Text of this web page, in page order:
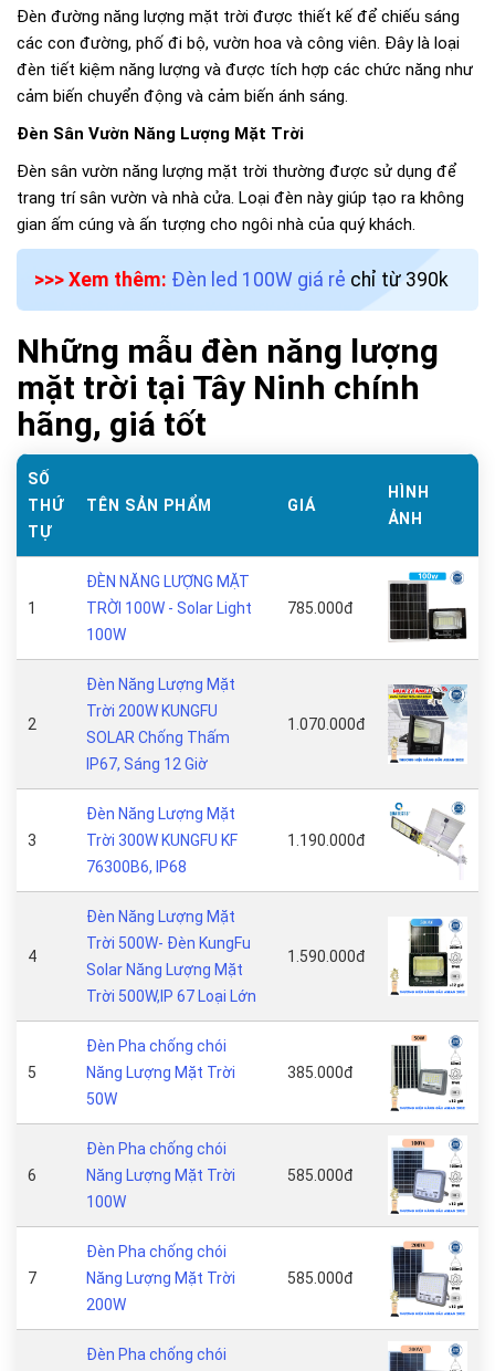
Đèn đường năng lượng mặt trời được thiết kế để chiếu sáng
các con đường, phố đi bộ, vườn hoa và công viên. Đây là loại
đèn tiết kiệm năng lượng và được tích hợp các chức năng như
cảm biến chuyển động và cảm biến ánh sáng.
Đèn Sân Vườn Năng Lượng Mặt Trời
Đèn sân vườn năng lượng mặt trời thường được sử dụng để
trang trí sân vườn và nhà cửa. Loại đèn này giúp tạo ra không
gian ấm cúng và ấn tượng cho ngôi nhà của quý khách.
>>> Xem thêm: Đèn led 100W giá rẻ chỉ từ 390k
Những mẫu đèn năng lượng
mặt trời tại Tây Ninh chính
hãng, giá tốt
SỐ
THỨ
TỰ
TÊN SẢN PHẨM GIÁ
HÌNH
ẢNH
1
ĐÈN NĂNG LƯỢNG MẶT
TRỜI 100W - Solar Light
100W
785.000đ
2
Đèn Năng Lượng Mặt
Trời 200W KUNGFU
SOLAR Chống Thấm
IP67, Sáng 12 Giờ
1.070.000đ
3
Đèn Năng Lượng Mặt
Trời 300W KUNGFU KF
76300B6, IP68
1.190.000đ
4
Đèn Năng Lượng Mặt
Trời 500W- Đèn KungFu
Solar Năng Lượng Mặt
Trời 500W,IP 67 Loại Lớn
1.590.000đ
5
Đèn Pha chống chói
Năng Lượng Mặt Trời
50W
385.000đ
6
Đèn Pha chống chói
Năng Lượng Mặt Trời
100W
585.000đ
7
Đèn Pha chống chói
Năng Lượng Mặt Trời
200W
585.000đ
Đèn Pha chống chói